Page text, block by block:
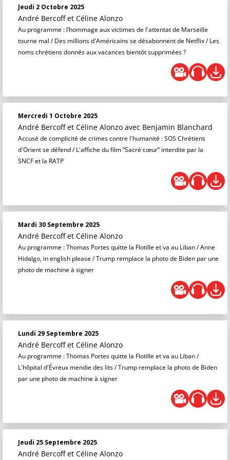
Jeudi 2 Octobre 2025
André Bercoff et Céline Alonzo
Au programme : l’hommage aux victimes de l'attentat de Marseille
tourne mal / Des millions d'Américains se désabonnent de Netflix / Les
noms chrétiens donnés aux vacances bientôt supprimées ?
Mercredi 1 Octobre 2025
André Bercoff et Céline Alonzo avec Benjamin Blanchard
Accusé de complicité de crimes contre l'humanité : SOS Chrétiens
d'Orient se défend / L'affiche du film “Sacré cœur” interdite par la
SNCF et la RATP
Mardi 30 Septembre 2025
André Bercoff et Céline Alonzo
Au programme : Thomas Portes quitte la Flotille et va au Liban / Anne
Hidalgo, in english please / Trump remplace la photo de Biden par une
photo de machine à signer
Lundi 29 Septembre 2025
André Bercoff et Céline Alonzo
Au programme : Thomas Portes quitte la Flotille et va au Liban /
L'hôpital d'Évreux mendie des lits / Trump remplace la photo de Biden
par une photo de machine à signer
Jeudi 25 Septembre 2025
André Bercoff et Céline Alonzo